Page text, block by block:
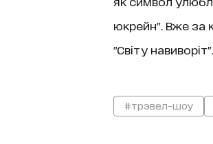
юкрейн". Вже за
"Світу навиворіт".
#трэвел-шоу